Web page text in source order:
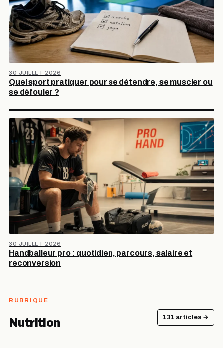
Quel sport pratiquer pour se détendre, se muscler ou
se défouler ?
30 JUILLET 2026
Handballeur pro : quotidien, parcours, salaire et
reconversion
30 JUILLET 2026
RUBRIQUE
Nutrition 131 articles →